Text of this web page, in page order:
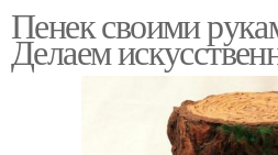
Пенек своими
Делаем